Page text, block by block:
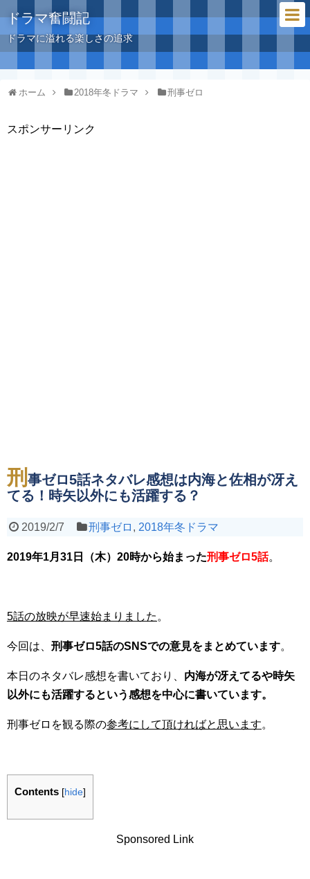
ドラマ奮闘記
ドラマに溢れる楽しさの追求
ホーム 2018年冬ドラマ 刑事ゼロ
スポンサーリンク
刑 事ゼロ5話ネタバレ感想は内海と佐相が冴え
てる！時矢以外にも活躍する？
2019/2/7 刑事ゼロ , 2018年冬ドラマ
2019年1月31日（木）20時から始まった刑事ゼロ5話。
5話の放映が早速始まりました 。
今回は、 刑事ゼロ5話のSNSでの意見をまとめています。
本日のネタバレ感想を書いており、 内海が冴えてるや時矢
以外にも活躍するという感想を中心に書いています。
刑事ゼロを観る際の参考にして頂ければと思います。
Contents [hide]
Sponsored Link